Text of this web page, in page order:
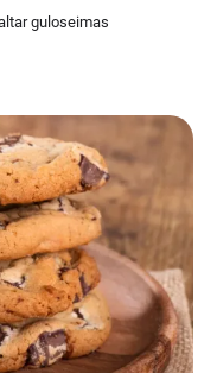
guloseimas